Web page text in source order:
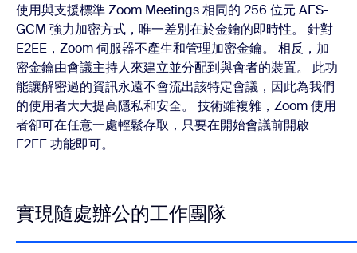
使用與支援標準 Zoom Meetings 相同的 256 位元 AES-
GCM 強力加密方式，唯一差別在於金鑰的即時性。 針對
E2EE，Zoom 伺服器不產生和管理加密金鑰。 相反，加
密金鑰由會議主持人來建立並分配到與會者的裝置。 此功
能讓解密過的資訊永遠不會流出該特定會議，因此為我們
的使用者大大提高隱私和安全。 技術雖複雜，Zoom 使用
者卻可在任意一處輕鬆存取，只要在開始會議前開啟
E2EE 功能即可。
實現隨處辦公的工作團隊